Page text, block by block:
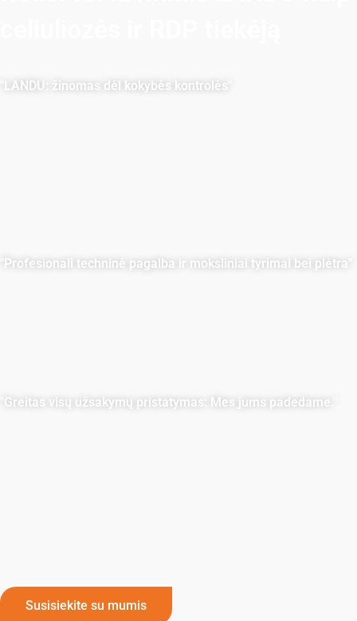
"LANDU: žinomas dėl kokybės kontrolės"
"Profesionali techninė pagalba ir moksliniai tyrimai bei plėtra"
"Greitas visų užsakymų pristatymas: Mes jums padedame."
Susisiekite su mumis